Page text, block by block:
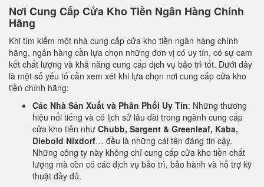
Nơi Cung Cấp Cửa Kho Tiền Ngân Hàng Chính
Hãng
Khi tìm kiếm một nhà cung cấp cửa kho tiền ngân hàng chính
hãng, ngân hàng cần lựa chọn những đơn vị có uy tín, có sự cam
kết chất lượng và khả năng cung cấp dịch vụ bảo trì tốt. Dưới đây
là một số yếu tố cần xem xét khi lựa chọn nơi cung cấp cửa kho
tiền chính hãng:
Các Nhà Sản Xuất và Phân Phối Uy Tín: Những thương
hiệu nổi tiếng và có lịch sử lâu dài trong ngành cung cấp
cửa kho tiền như Chubb, Sargent & Greenleaf, Kaba,
Diebold Nixdorf… đều là những cái tên đáng tin cậy.
Những công ty này không chỉ cung cấp cửa kho tiền chất
lượng mà còn có các dịch vụ bảo trì, bảo hành và hỗ trợ kỹ
thuật đầy đủ.